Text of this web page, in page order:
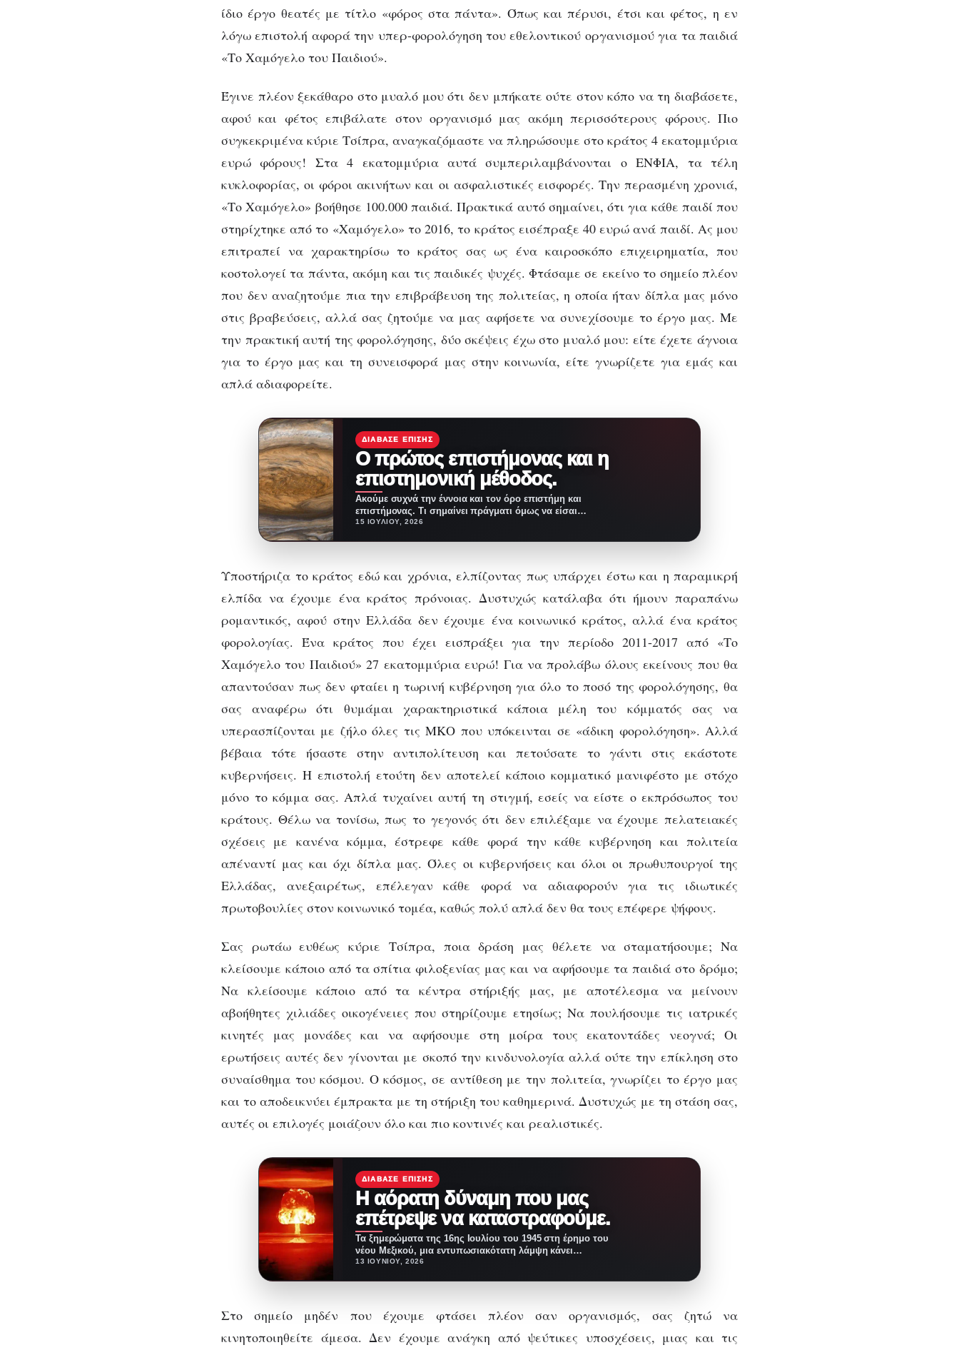
ίδιο έργο θεατές με τίτλο «φόρος στα πάντα». Όπως και πέρυσι, έτσι και φέτος, η εν
λόγω επιστολή αφορά την υπερ-φορολόγηση του εθελοντικού οργανισμού για τα παιδιά
«Το Χαμόγελο του Παιδιού».
Έγινε πλέον ξεκάθαρο στο μυαλό μου ότι δεν μπήκατε ούτε στον κόπο να τη διαβάσετε,
αφού και φέτος επιβάλατε στον οργανισμό μας ακόμη περισσότερους φόρους. Πιο
συγκεκριμένα κύριε Τσίπρα, αναγκαζόμαστε να πληρώσουμε στο κράτος 4 εκατομμύρια
ευρώ φόρους! Στα 4 εκατομμύρια αυτά συμπεριλαμβάνονται ο ΕΝΦΙΑ, τα τέλη
κυκλοφορίας, οι φόροι ακινήτων και οι ασφαλιστικές εισφορές. Την περασμένη χρονιά,
«Το Χαμόγελο» βοήθησε 100.000 παιδιά. Πρακτικά αυτό σημαίνει, ότι για κάθε παιδί που
στηρίχτηκε από το «Χαμόγελο» το 2016, το κράτος εισέπραξε 40 ευρώ ανά παιδί. Ας μου
επιτραπεί να χαρακτηρίσω το κράτος σας ως ένα καιροσκόπο επιχειρηματία, που
κοστολογεί τα πάντα, ακόμη και τις παιδικές ψυχές. Φτάσαμε σε εκείνο το σημείο πλέον
που δεν αναζητούμε πια την επιβράβευση της πολιτείας, η οποία ήταν δίπλα μας μόνο
στις βραβεύσεις, αλλά σας ζητούμε να μας αφήσετε να συνεχίσουμε το έργο μας. Με
την πρακτική αυτή της φορολόγησης, δύο σκέψεις έχω στο μυαλό μου: είτε έχετε άγνοια
για το έργο μας και τη συνεισφορά μας στην κοινωνία, είτε γνωρίζετε για εμάς και
απλά αδιαφορείτε.
ΔΙΆΒΑΣΕ ΕΠΊΣΗΣ
Ο πρώτος επιστήμονας και η
επιστημονική μέθοδος.
Ακούμε συχνά την έννοια και τον όρο επιστήμη και
επιστήμονας. Τι σημαίνει πράγματι όμως να είσαι…
15 ΙΟΥΛΊΟΥ, 2026
Υποστήριζα το κράτος εδώ και χρόνια, ελπίζοντας πως υπάρχει έστω και η παραμικρή
ελπίδα να έχουμε ένα κράτος πρόνοιας. Δυστυχώς κατάλαβα ότι ήμουν παραπάνω
ρομαντικός, αφού στην Ελλάδα δεν έχουμε ένα κοινωνικό κράτος, αλλά ένα κράτος
φορολογίας. Ένα κράτος που έχει εισπράξει για την περίοδο 2011-2017 από «Το
Χαμόγελο του Παιδιού» 27 εκατομμύρια ευρώ! Για να προλάβω όλους εκείνους που θα
απαντούσαν πως δεν φταίει η τωρινή κυβέρνηση για όλο το ποσό της φορολόγησης, θα
σας αναφέρω ότι θυμάμαι χαρακτηριστικά κάποια μέλη του κόμματός σας να
υπερασπίζονται με ζήλο όλες τις ΜΚΟ που υπόκεινται σε «άδικη φορολόγηση». Αλλά
βέβαια τότε ήσαστε στην αντιπολίτευση και πετούσατε το γάντι στις εκάστοτε
κυβερνήσεις. Η επιστολή ετούτη δεν αποτελεί κάποιο κομματικό μανιφέστο με στόχο
μόνο το κόμμα σας. Απλά τυχαίνει αυτή τη στιγμή, εσείς να είστε ο εκπρόσωπος του
κράτους. Θέλω να τονίσω, πως το γεγονός ότι δεν επιλέξαμε να έχουμε πελατειακές
σχέσεις με κανένα κόμμα, έστρεφε κάθε φορά την κάθε κυβέρνηση και πολιτεία
απέναντί μας και όχι δίπλα μας. Όλες οι κυβερνήσεις και όλοι οι πρωθυπουργοί της
Ελλάδας, ανεξαιρέτως, επέλεγαν κάθε φορά να αδιαφορούν για τις ιδιωτικές
πρωτοβουλίες στον κοινωνικό τομέα, καθώς πολύ απλά δεν θα τους επέφερε ψήφους.
Σας ρωτάω ευθέως κύριε Τσίπρα, ποια δράση μας θέλετε να σταματήσουμε; Να
κλείσουμε κάποιο από τα σπίτια φιλοξενίας μας και να αφήσουμε τα παιδιά στο δρόμο;
Να κλείσουμε κάποιο από τα κέντρα στήριξής μας, με αποτέλεσμα να μείνουν
αβοήθητες χιλιάδες οικογένειες που στηρίζουμε ετησίως; Να πουλήσουμε τις ιατρικές
κινητές μας μονάδες και να αφήσουμε στη μοίρα τους εκατοντάδες νεογνά; Οι
ερωτήσεις αυτές δεν γίνονται με σκοπό την κινδυνολογία αλλά ούτε την επίκληση στο
συναίσθημα του κόσμου. Ο κόσμος, σε αντίθεση με την πολιτεία, γνωρίζει το έργο μας
και το αποδεικνύει έμπρακτα με τη στήριξη του καθημερινά. Δυστυχώς με τη στάση σας,
αυτές οι επιλογές μοιάζουν όλο και πιο κοντινές και ρεαλιστικές.
ΔΙΆΒΑΣΕ ΕΠΊΣΗΣ
Η αόρατη δύναμη που μας
επέτρεψε να καταστραφούμε.
Τα ξημερώματα της 16ης Ιουλίου του 1945 στη έρημο του
νέου Μεξικού, μια εντυπωσιακότατη λάμψη κάνει…
13 ΙΟΥΝΊΟΥ, 2026
Στο σημείο μηδέν που έχουμε φτάσει πλέον σαν οργανισμός, σας ζητώ να
κινητοποιηθείτε άμεσα. Δεν έχουμε ανάγκη από ψεύτικες υποσχέσεις, μιας και τις